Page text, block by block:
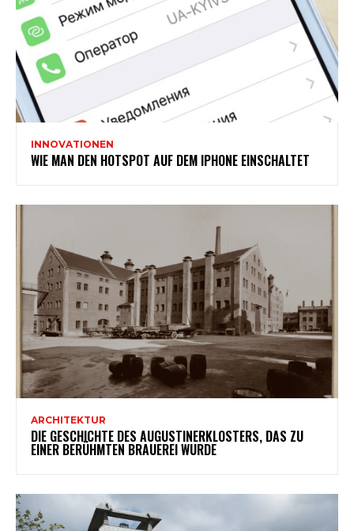
INNOVATIONEN
WIE MAN DEN HOTSPOT AUF DEM IPHONE EINSCHALTET
ARCHITEKTUR
DIE GESCHICHTE DES AUGUSTINERKLOSTERS, DAS ZU
EINER BERÜHMTEN BRAUEREI WURDE